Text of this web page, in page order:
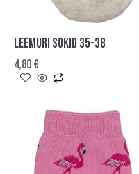
LEEMURI SOKID 35-38
4,80€